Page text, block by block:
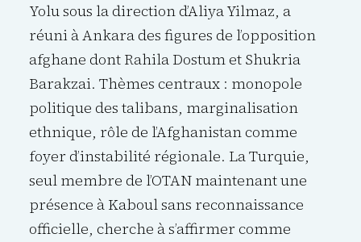
Yolu sous la direction d’Aliya Yilmaz, a
réuni à Ankara des figures de l’opposition
afghane dont Rahila Dostum et Shukria
Barakzai. Thèmes centraux : monopole
politique des talibans, marginalisation
ethnique, rôle de l’Afghanistan comme
foyer d’instabilité régionale. La Turquie,
seul membre de l’OTAN maintenant une
présence à Kaboul sans reconnaissance
officielle, cherche à s’affirmer comme